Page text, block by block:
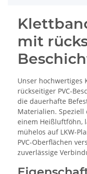
mit
Unser hochwertiges
rückseitiger PVC-
die dauerhafte
Materialien.
einem Heißluftföhn,
mühelos auf LKW-
PVC-Oberflächen
zuverlässige